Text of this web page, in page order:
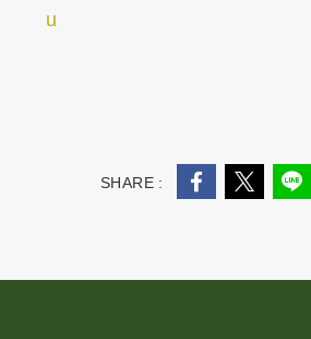
u
SHARE :